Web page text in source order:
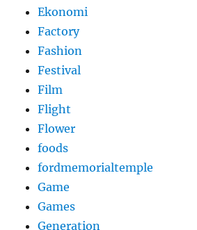
Ekonomi
Factory
Fashion
Festival
Film
Flight
Flower
foods
fordmemorialtemple
Game
Games
Generation